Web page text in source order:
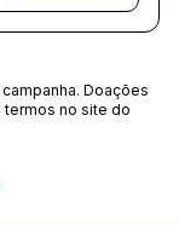
Doações
no site do